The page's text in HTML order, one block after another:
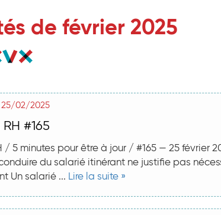
de février 2025
25/02/2025
#165
/ 5 minutes pour être à jour / #165 — 25 février
du salarié itinérant ne justifie pas
Un salarié ... Lire la suite »